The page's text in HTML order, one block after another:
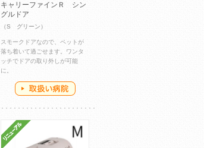
キャリーファインＲ シン
グルドア
（S グリーン）
スモークドアなので、ペットが
落ち着いて過ごせます。ワンタ
ッチでドアの取り外しが可能
に。